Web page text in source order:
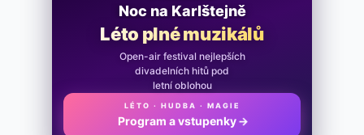
Noc na Karlštejně
Léto plné muzikálů
Open-air festival nejlepších
divadelních hitů pod
letní oblohou
LÉTO · HUDBA · MAGIE
Program a vstupenky →